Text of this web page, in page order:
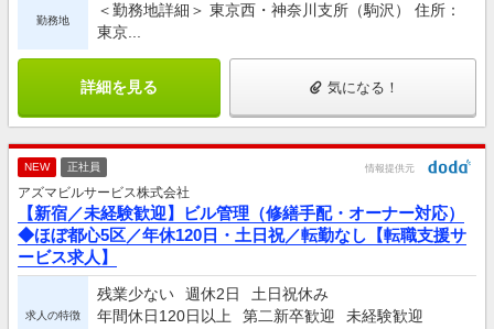
勤務地
＜勤務地詳細＞ 東京西・神奈川支所（駒沢） 住所：
東京...
詳細を見る 気になる！
NEW 正社員 情報提供元
アズマビルサービス株式会社
【新宿／未経験歓迎】ビル管理（修繕手配・オーナー対応）
◆ほぼ都心5区／年休120日・土日祝／転勤なし【転職支援サ
ービス求人】
求人の特徴
残業少ない 週休2日
土日祝休み
年間休日120日以上
第二新卒歓迎 未経験歓迎